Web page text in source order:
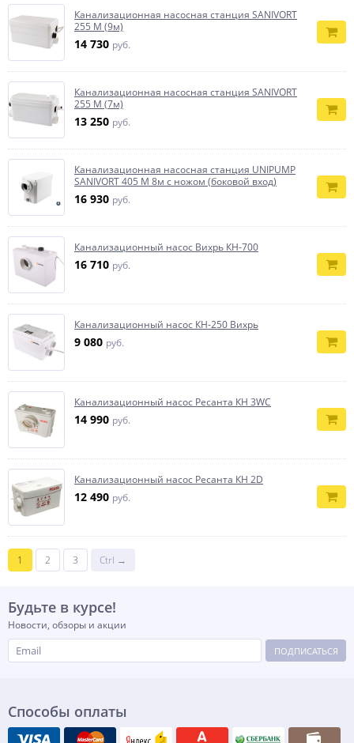
Канализационная насосная станция SANIVORT
255 M (9м)
14 730 руб.
Канализационная насосная станция SANIVORT
255 M (7м)
13 250 руб.
Канализационная насосная станция UNIPUMP
SANIVORT 405 M 8м с ножом (боковой вход)
16 930 руб.
Канализационный насос Вихрь КН-700
16 710 руб.
Канализационный насос КН-250 Вихрь
9 080 руб.
Канализационный насос Ресанта КН 3WC
14 990 руб.
Канализационный насос Ресанта КН 2D
12 490 руб.
1 2 3 Ctrl →
Будьте в курсе!
Новости, обзоры и акции
ПОДПИСАТЬСЯ
Способы оплаты